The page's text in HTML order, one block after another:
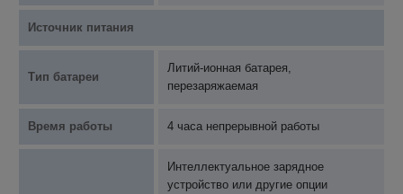
Источник питания
Тип батареи
Литий-ионная батарея,
перезаряжаемая
Время работы 4 часа непрерывной работы
Интеллектуальное зарядное
устройство или другие опции